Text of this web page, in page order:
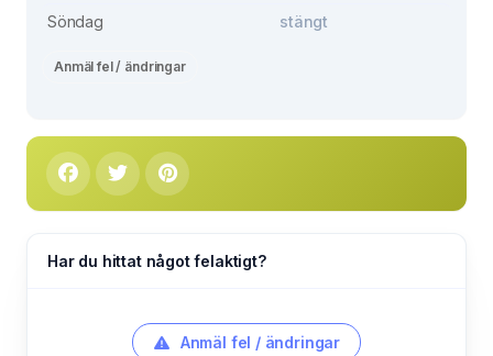
Söndag
stängt
Anmäl fel / ändringar
Har du hittat något felaktigt?
Anmäl fel / ändringar